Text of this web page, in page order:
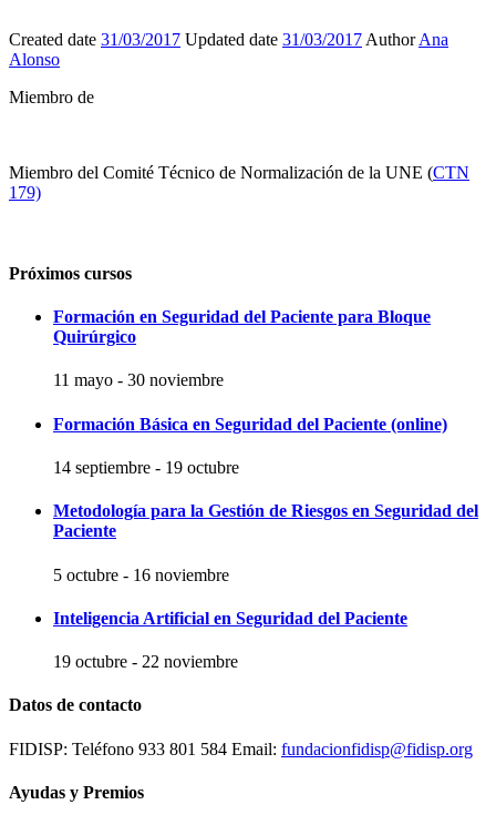
Created date 31/03/2017 Updated date 31/03/2017 AuthorAna
Alonso
Miembro de
Miembro del Comité Técnico de Normalización de la UNE (CTN
179)
Próximos cursos
Formación en Seguridad del Paciente para Bloque
Quirúrgico
11 mayo - 30 noviembre
Formación Básica en Seguridad del Paciente (online)
14 septiembre - 19 octubre
Metodología para la Gestión de Riesgos en Seguridad del
Paciente
5 octubre - 16 noviembre
Inteligencia Artificial en Seguridad del Paciente
19 octubre - 22 noviembre
Datos de contacto
FIDISP: Teléfono 933 801 584 Email: fundacionfidisp@fidisp.org
Ayudas y Premios